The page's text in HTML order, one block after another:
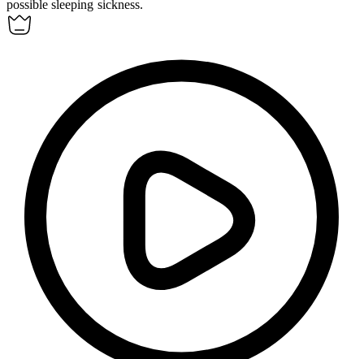
possiblesleeping sickness.